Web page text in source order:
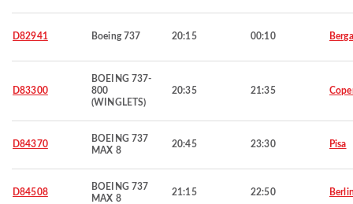
D82941 Boeing 737 20:15 00:10
D83300
BOEING 737-
800
(WINGLETS)
20:35 21:35
D84370
BOEING 737
MAX 8
20:45 23:30 Pisa
D84508
BOEING 737
MAX 8
21:15 22:50